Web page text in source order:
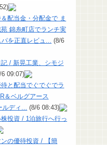
配当金・分配金で ま
錦糸町店でランチ実
を正直レビュ...
(8/6
/ 新晃工業、シモジ
6 09:07)
と配当でぐでぐでラ
＆ベルグアース
ディ...
(8/6 08:43)
投資 / 1泊旅行へ行っ
の優待投資 / 【簡